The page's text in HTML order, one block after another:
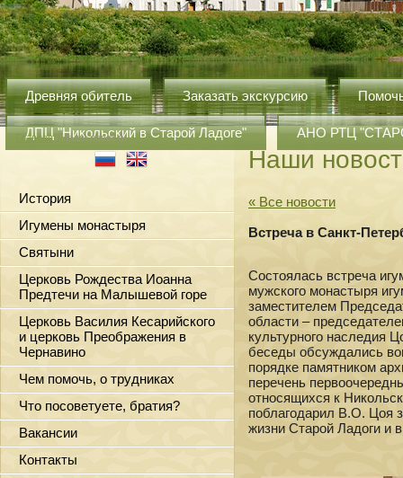
Древняя обитель Заказать экскурсию
ДПЦ "Никольский в Старой Ладоге" АНО РТЦ
Главная/ Наши новости
История
Игумены монастыря
Святыни
Церковь Рождества Иоанна
Предтечи на Малышевой горе
Церковь Василия Кесарийского
и церковь Преображения в
Чернавино
Чем помочь, о трудниках
Что посоветуете, братия?
Вакансии
Контакты
Наши
« Все новости
Встреча в Санкт-
Состоялась встреча
мужского монастыря
заместителем
области –
культурного наследия
беседы обсуждались
порядке памятником
перечень
относящихся к
поблагодарил В.О. Цоя
жизни Старой Ладоги и